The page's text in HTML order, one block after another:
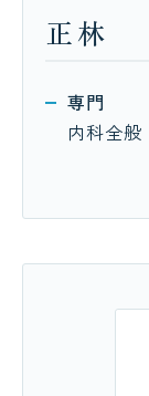
正林
専門
内科全般